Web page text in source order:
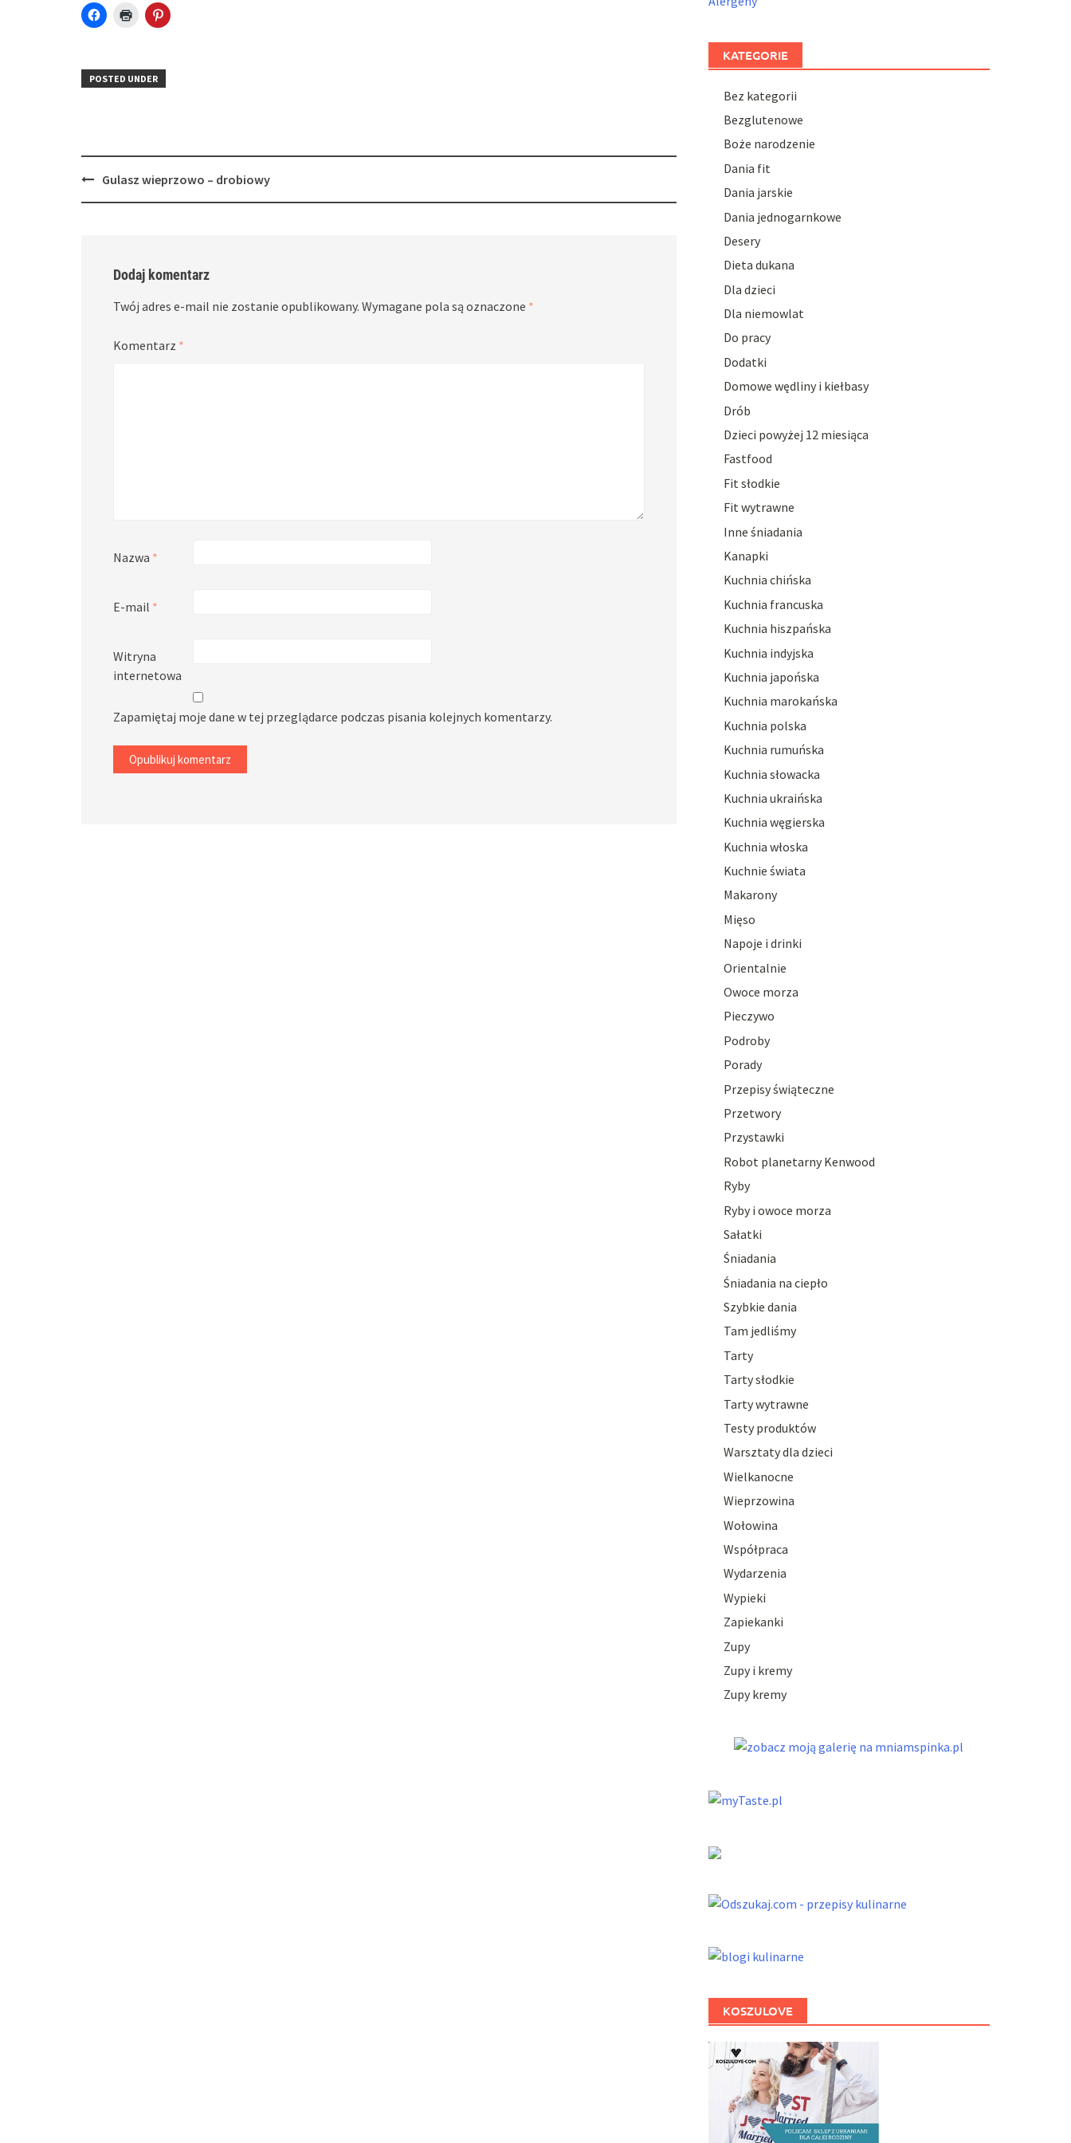
Click
to
in
new
Click
window)
Click
to
new
POSTED UNDER
PostGulasz wieprzowo – drobiowy
Dodaj komentarz
Twój adres e-mail nie zostanie opublikowany. Wymagane pola są oznaczone *
Komentarz *
Nazwa *
E-mail *
Witryna
internetowa
Zapamiętaj moje dane w tej przeglądarce podczas pisania kolejnych komentarzy.
KATEGORIE
Bez kategorii
Bezglutenowe
Boże narodzenie
Dania fit
Dania jarskie
Dania jednogarnkowe
Desery
Dieta dukana
Dla dzieci
Dla niemowlat
Do pracy
Dodatki
Domowe wędliny i kiełbasy
Drób
Dzieci powyżej 12 miesiąca
Fastfood
Fit słodkie
Fit wytrawne
Inne śniadania
Kanapki
Kuchnia chińska
Kuchnia francuska
Kuchnia hiszpańska
Kuchnia indyjska
Kuchnia japońska
Kuchnia marokańska
Kuchnia polska
Kuchnia rumuńska
Kuchnia słowacka
Kuchnia ukraińska
Kuchnia węgierska
Kuchnia włoska
Kuchnie świata
Makarony
Mięso
Napoje i drinki
Orientalnie
Owoce morza
Pieczywo
Podroby
Porady
Przepisy świąteczne
Przetwory
Przystawki
Robot planetarny Kenwood
Ryby
Ryby i owoce morza
Sałatki
Śniadania
Śniadania na ciepło
Szybkie dania
Tam jedliśmy
Tarty
Tarty słodkie
Tarty wytrawne
Testy produktów
Warsztaty dla dzieci
Wielkanocne
Wieprzowina
Wołowina
Współpraca
Wydarzenia
Wypieki
Zapiekanki
Zupy
Zupy i kremy
Zupy kremy
KOSZULOVE